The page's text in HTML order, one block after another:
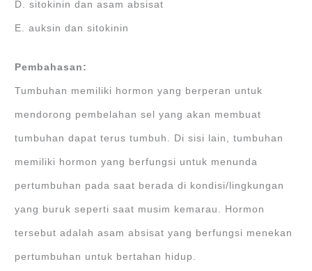
D. sitokinin dan asam absisat
E. auksin dan sitokinin
Pembahasan:
Tumbuhan memiliki hormon yang berperan untuk
mendorong pembelahan sel yang akan membuat
tumbuhan dapat terus tumbuh. Di sisi lain, tumbuhan
memiliki hormon yang berfungsi untuk menunda
pertumbuhan pada saat berada di kondisi/lingkungan
yang buruk seperti saat musim kemarau. Hormon
tersebut adalah asam absisat yang berfungsi menekan
pertumbuhan untuk bertahan hidup.